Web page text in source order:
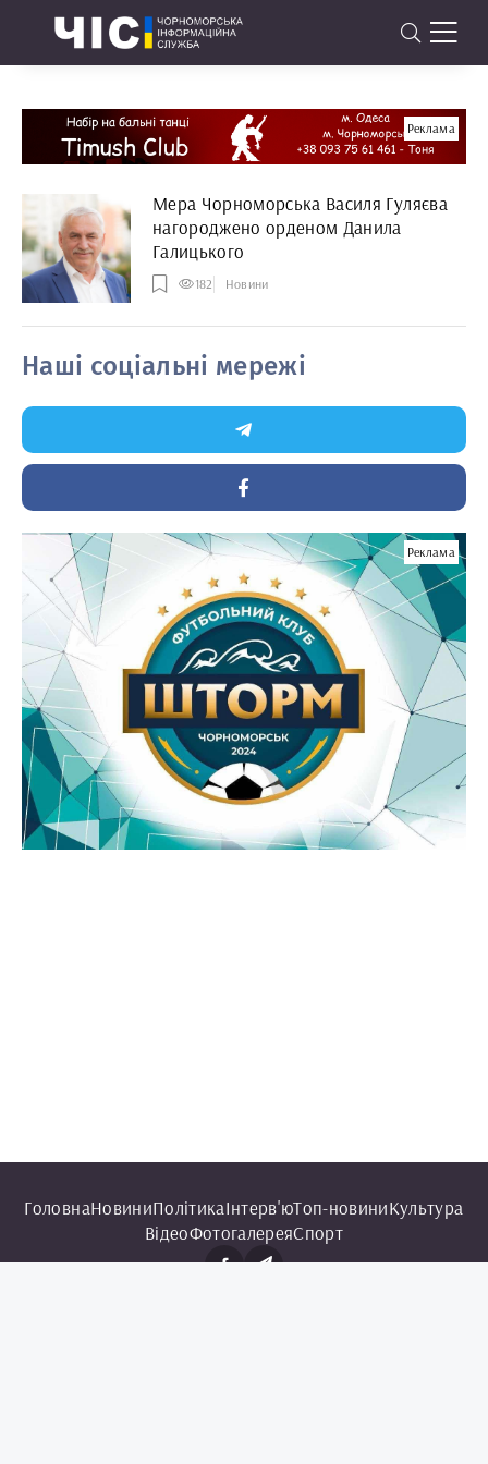
Реклама
Мера Чорноморська Василя Гуляєва
нагороджено орденом Данила
Галицького
182 Новини
Наші соціальні мережі
Реклама
ГоловнаНовиниПолітикаІнтерв'юТоп-новиниКультура
ВідеоФотогалереяСпорт